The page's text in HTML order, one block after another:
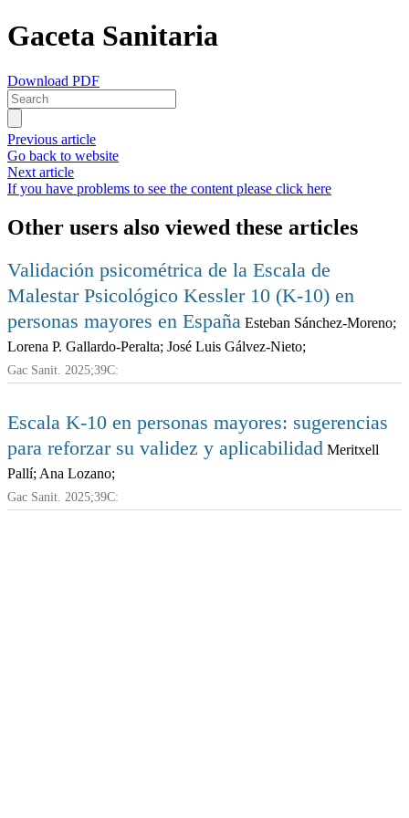
Gaceta Sanitaria
Download PDF
Previous article
Go back to website
Next article
If you have problems to see the content please click here
Other users also viewed these articles
Validación psicométrica de la Escala de
Malestar Psicológico Kessler 10 (K-10) en
personas mayores en España Esteban Sánchez-Moreno;
Lorena P. Gallardo-Peralta; José Luis Gálvez-Nieto;
Gac Sanit. 2025;39C:
Escala K-10 en personas mayores: sugerencias
para reforzar su validez y aplicabilidad Meritxell
Pallí; Ana Lozano;
Gac Sanit. 2025;39C: